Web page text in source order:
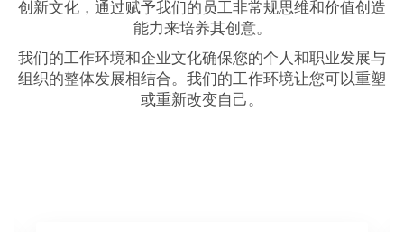
创新文化，通过赋予我们的员工非常规思维和价值创造
能力来培养其创意。
我们的工作环境和企业文化确保您的个人和职业发展与
组织的整体发展相结合。我们的工作环境让您可以重塑
或重新改变自己。